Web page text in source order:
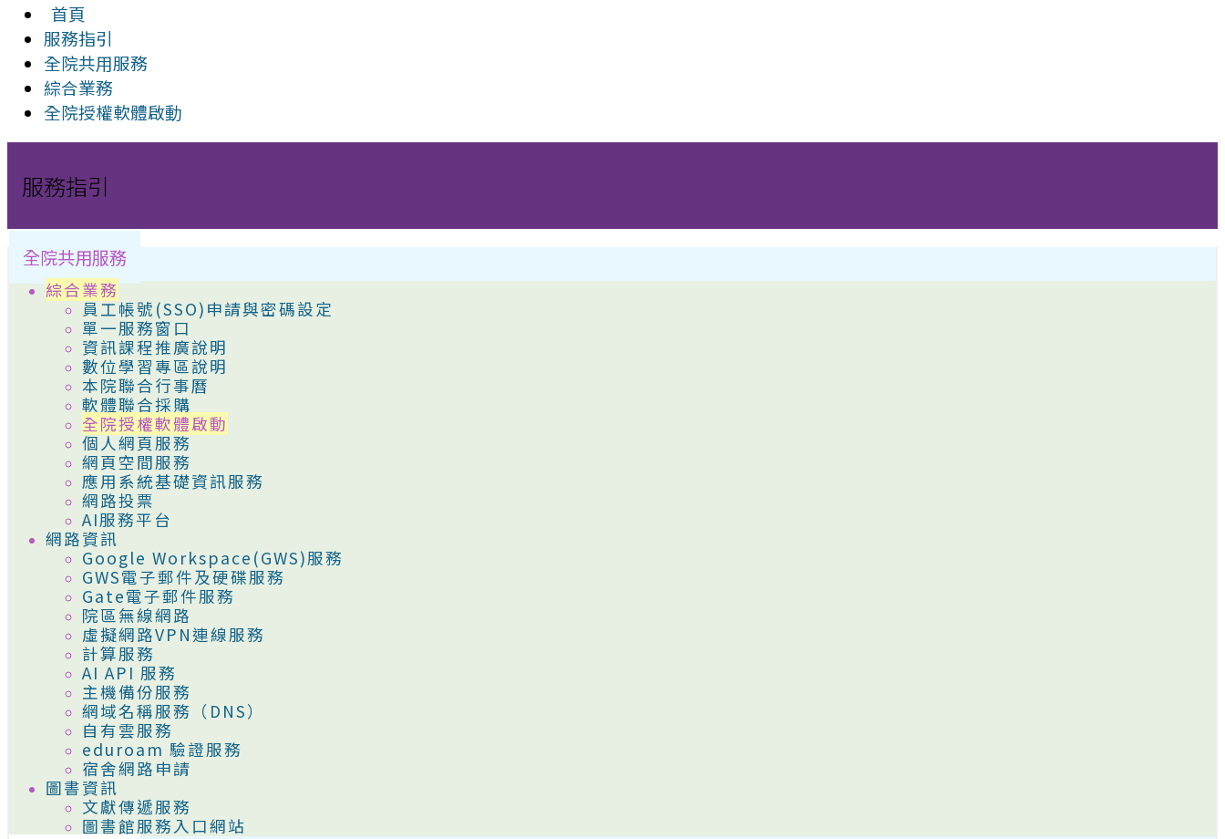
首頁
服務指引
全院共用服務
綜合業務
全院授權軟體啟動
服務指引
全院共用服務
綜合業務
員工帳號(SSO)申請與密碼設定
單一服務窗口
資訊課程推廣說明
數位學習專區說明
本院聯合行事曆
軟體聯合採購
全院授權軟體啟動
個人網頁服務
網頁空間服務
應用系統基礎資訊服務
網路投票
AI服務平台
網路資訊
Google Workspace(GWS)服務
GWS電子郵件及硬碟服務
Gate電子郵件服務
院區無線網路
虛擬網路VPN連線服務
計算服務
AI API 服務
主機備份服務
網域名稱服務（DNS）
自有雲服務
eduroam 驗證服務
宿舍網路申請
圖書資訊
文獻傳遞服務
圖書館服務入口網站